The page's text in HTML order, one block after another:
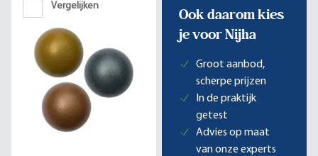
Vergelijken
Ook daarom kies
je voor Nijha
Groot aanbod,
scherpe prijzen
In de praktijk
getest
Advies op maat
van onze experts